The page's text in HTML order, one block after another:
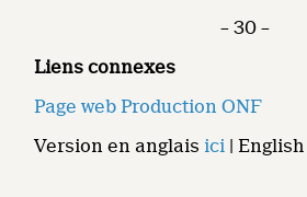
– 30 –
Liens connexes
Page web Production ONF
Version en anglais ici |